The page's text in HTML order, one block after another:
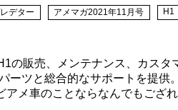
デター アメマガ2021年11月号 H1
の販売、メンテナンス、カスタ
ーツと総合的なサポートを提供
メ車のことならなんでもござ